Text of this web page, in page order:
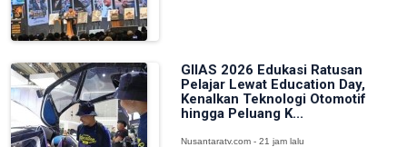
GIIAS 2026 Edukasi Ratusan
Pelajar Lewat Education Day,
Kenalkan Teknologi Otomotif
hingga Peluang K...
Nusantaratv.com - 21 jam lalu